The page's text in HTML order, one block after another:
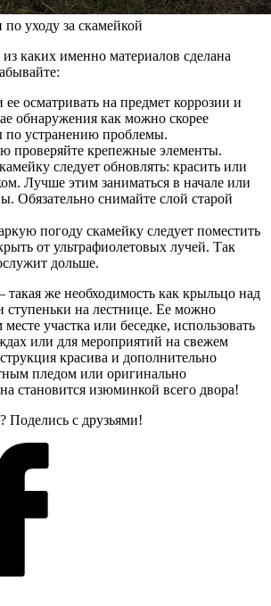
уходу за скамейкой
каких именно материалов сделана
осматривать на предмет коррозии и
обнаружения как можно скорее
по устранению проблемы.
проверяйте крепежные элементы.
следует обновлять: красить или
Лучше этим заниматься в начале или
Обязательно снимайте слой старой
погоду скамейку следует поместить
от ультрафиолетовых лучей. Так
дольше.
такая же необходимость как крыльцо над
ступеньки на лестнице. Ее можно
участка или беседке, использовать
или для мероприятий на свежем
красива и дополнительно
пледом или оригинально
становится изюминкой всего двора!
Поделись с друзьями!